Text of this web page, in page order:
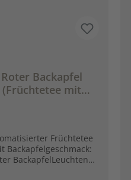
Roter Backapfel
(Früchtetee mit
Früchtetee
Backapfelgeschmack:
BackapfelLeuchtend